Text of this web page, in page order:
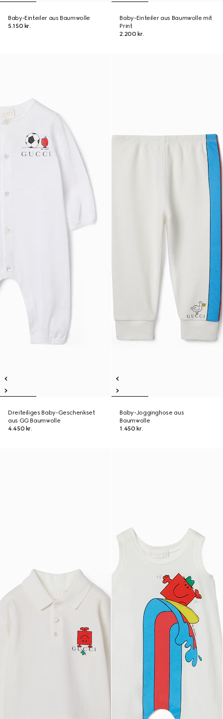
Baby-Einteiler aus Baumwolle
5.150 kr.
Baby-Einteiler aus Baumwolle mit
Print
2.200 kr.
Dreiteiliges Baby-Geschenkset
aus GG Baumwolle
4.450 kr.
Baby-Jogginghose aus
Baumwolle
1.450 kr.